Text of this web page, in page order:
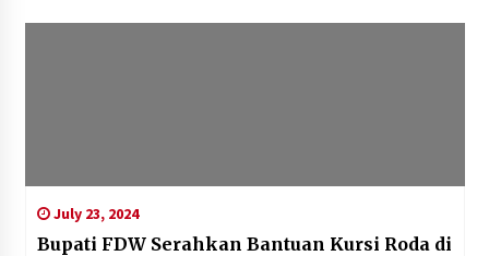
July 23, 2024
Bupati FDW Serahkan Bantuan Kursi Roda di